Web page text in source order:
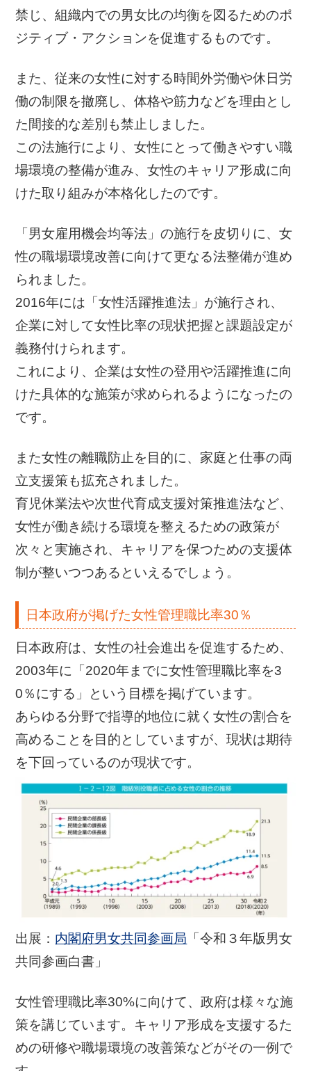
禁じ、組織内での男女比の均衡を図るためのポ
ジティブ・アクションを促進するものです。
また、従来の女性に対する時間外労働や休日労
働の制限を撤廃し、体格や筋力などを理由とし
た間接的な差別も禁止しました。
この法施行により、女性にとって働きやすい職
場環境の整備が進み、女性のキャリア形成に向
けた取り組みが本格化したのです。
「男女雇用機会均等法」の施行を皮切りに、女
性の職場環境改善に向けて更なる法整備が進め
られました。
2016年には「女性活躍推進法」が施行され、
企業に対して女性比率の現状把握と課題設定が
義務付けられます。
これにより、企業は女性の登用や活躍推進に向
けた具体的な施策が求められるようになったの
です。
また女性の離職防止を目的に、家庭と仕事の両
立支援策も拡充されました。
育児休業法や次世代育成支援対策推進法など、
女性が働き続ける環境を整えるための政策が
次々と実施され、キャリアを保つための支援体
制が整いつつあるといえるでしょう。
日本政府が掲げた女性管理職比率30％
日本政府は、女性の社会進出を促進するため、
2003年に「2020年までに女性管理職比率を3
0％にする」という目標を掲げています。
あらゆる分野で指導的地位に就く女性の割合を
高めることを目的としていますが、現状は期待
を下回っているのが現状です。
出展： 内閣府男女共同参画局 「令和３年版男女
共同参画白書」
女性管理職比率30%に向けて、政府は様々な施
策を講じています。キャリア形成を支援するた
めの研修や職場環境の改善策などがその一例で